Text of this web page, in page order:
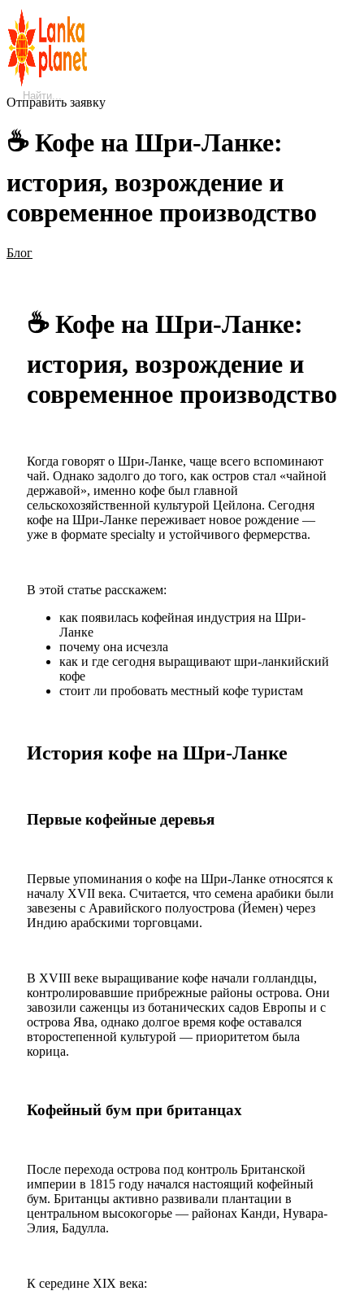
Отправить заявку
☕ Кофе на Шри-Ланке:
история, возрождение и
современное производство
Блог
☕ Кофе на Шри-Ланке:
история, возрождение и
современное производство
Когда говорят о Шри-Ланке, чаще всего вспоминают
чай. Однако задолго до того, как остров стал «чайной
державой», именно кофе был главной
сельскохозяйственной культурой Цейлона. Сегодня
кофе на Шри-Ланке переживает новое рождение —
уже в формате specialty и устойчивого фермерства.
В этой статье расскажем:
как появилась кофейная индустрия на Шри-
Ланке
почему она исчезла
как и где сегодня выращивают шри-ланкийский
кофе
стоит ли пробовать местный кофе туристам
История кофе на Шри-Ланке
Первые кофейные деревья
Первые упоминания о кофе на Шри-Ланке относятся к
началу XVII века. Считается, что семена арабики были
завезены с Аравийского полуострова (Йемен) через
Индию арабскими торговцами.
В XVIII веке выращивание кофе начали голландцы,
контролировавшие прибрежные районы острова. Они
завозили саженцы из ботанических садов Европы и с
острова Ява, однако долгое время кофе оставался
второстепенной культурой — приоритетом была
корица.
Кофейный бум при британцах
После перехода острова под контроль Британской
империи в 1815 году начался настоящий кофейный
бум. Британцы активно развивали плантации в
центральном высокогорье — районах Канди, Нувара-
Элия, Бадулла.
К середине XIX века: